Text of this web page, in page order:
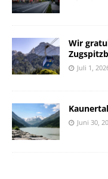
Wir
Juli 1,
Juni 30,